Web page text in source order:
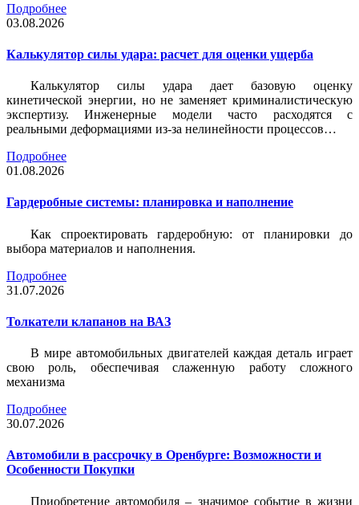
Подробнее
03.08.2026
Калькулятор силы удара: расчет для оценки ущерба
Калькулятор силы удара дает базовую оценку
кинетической энергии, но не заменяет криминалистическую
экспертизу. Инженерные модели часто расходятся с
реальными деформациями из-за нелинейности процессов…
Подробнее
01.08.2026
Гардеробные системы: планировка и наполнение
Как спроектировать гардеробную: от планировки до
выбора материалов и наполнения.
Подробнее
31.07.2026
Толкатели клапанов на ВАЗ
В мире автомобильных двигателей каждая деталь играет
свою роль, обеспечивая слаженную работу сложного
механизма
Подробнее
30.07.2026
Автомобили в рассрочку в Оренбурге: Возможности и
Особенности Покупки
Приобретение автомобиля – значимое событие в жизни